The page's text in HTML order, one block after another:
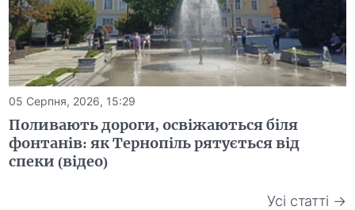
05 Серпня, 2026, 15:29
Поливають дороги, освіжаються біля
фонтанів: як Тернопіль рятується від
спеки (відео)
Усі статті →